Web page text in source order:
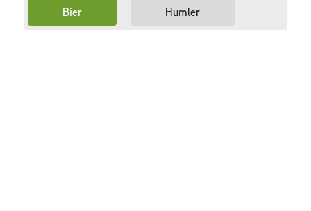
Bier Humler